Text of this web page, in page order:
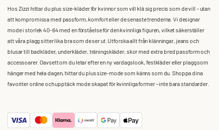
Hos Zizzi hittar du plus size-kläder för kvinnor som vill klä sig precis som de vill – utan
att kompromissa med passform, komfort eller de senaste trenderna. Vi designar
mode i storlek 40-64 med en förståelse för den kvinnliga figuren, vilket säkerställer
att våra plagg sitter lika bra som de ser ut. Utforska allt från klänningar, jeans och
blusar till badkläder, underkläder, träningskläder, skor med extra bred passform och
accessoarer. Oavsett om du letar efter en ny vardagslook, festkläder eller plagg som
hänger med hela dagen, hittar du plus size-mode som känns som du. Shoppa dina
favoriter online och upptäck mode skapat för kvinnliga former – inte bara standarder.